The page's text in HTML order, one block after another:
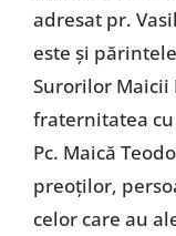
adresat pr.
este și
Surorilor Maicii
fraternitatea cu
Pc. Maică
preoților,
celor care au